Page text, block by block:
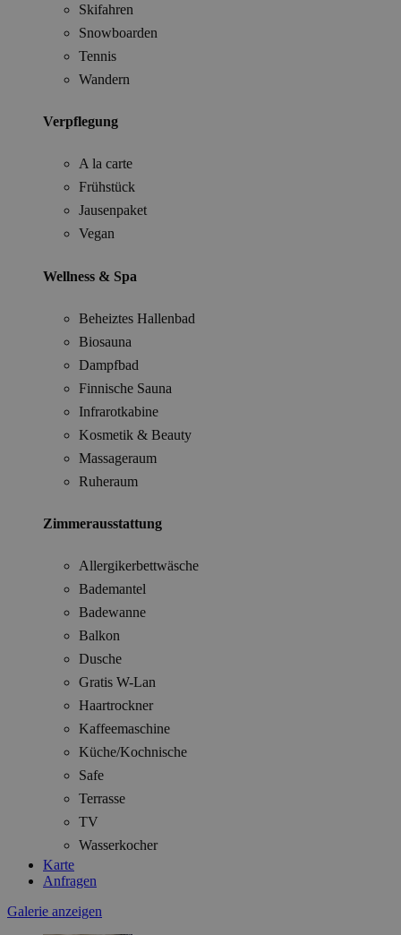
Skifahren
Snowboarden
Tennis
Wandern
Verpflegung
A la carte
Frühstück
Jausenpaket
Vegan
Wellness & Spa
Beheiztes Hallenbad
Biosauna
Dampfbad
Finnische Sauna
Infrarotkabine
Kosmetik & Beauty
Massageraum
Ruheraum
Zimmerausstattung
Allergikerbettwäsche
Bademantel
Badewanne
Balkon
Dusche
Gratis W-Lan
Haartrockner
Kaffeemaschine
Küche/Kochnische
Safe
Terrasse
TV
Wasserkocher
Karte
Anfragen
Galerie anzeigen